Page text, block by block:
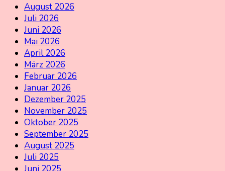
August 2026
Juli 2026
Juni 2026
Mai 2026
April 2026
März 2026
Februar 2026
Januar 2026
Dezember 2025
November 2025
Oktober 2025
September 2025
August 2025
Juli 2025
Juni 2025